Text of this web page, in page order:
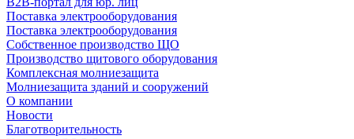
Поставка электрооборудования
Поставка электрооборудования
Собственное производство ЩО
Производство щитового оборудования
Комплексная молниезащита
Молниезащита зданий и сооружений
О компании
Новости
Благотворительность